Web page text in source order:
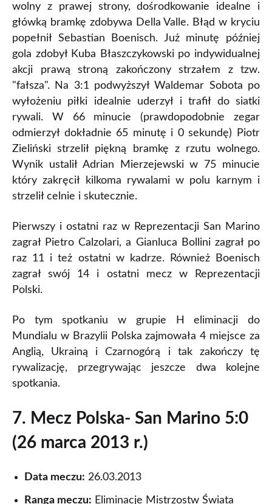
wolny z prawej strony, dośrodkowanie idealne i
główką bramkę zdobywa Della Valle. Błąd w kryciu
popełnił Sebastian Boenisch. Już minutę później
gola zdobył Kuba Błaszczykowski po indywidualnej
akcji prawą stroną zakończony strzałem z tzw.
"fałsza". Na 3:1 podwyższył Waldemar Sobota po
wyłożeniu piłki idealnie uderzył i trafił do siatki
rywali. W 66 minucie (prawdopodobnie zegar
odmierzył dokładnie 65 minutę i 0 sekundę) Piotr
Zieliński strzelił piękną bramkę z rzutu wolnego.
Wynik ustalił Adrian Mierzejewski w 75 minucie
który zakręcił kilkoma rywalami w polu karnym i
strzelił celnie i skutecznie.
Pierwszy i ostatni raz w Reprezentacji San Marino
zagrał Pietro Calzolari, a Gianluca Bollini zagrał po
raz 11 i też ostatni w kadrze. Również Boenisch
zagrał swój 14 i ostatni mecz w Reprezentacji
Polski.
Po tym spotkaniu w grupie H eliminacji do
Mundialu w Brazylii Polska zajmowała 4 miejsce za
Anglią, Ukrainą i Czarnogórą i tak zakończy tę
rywalizację, przegrywając jeszcze dwa kolejne
spotkania.
7. Mecz Polska- San Marino 5:0
(26 marca 2013 r.)
Data meczu: 26.03.2013
Ranga meczu: Eliminacje Mistrzostw Świata